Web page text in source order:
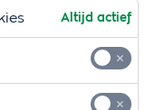
of je garage.
je
wij de kosten
we uit!
Altijd actief